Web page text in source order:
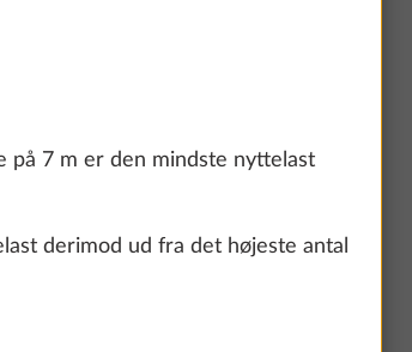
på 7 m er den mindste nyttelast
derimod ud fra det højeste antal